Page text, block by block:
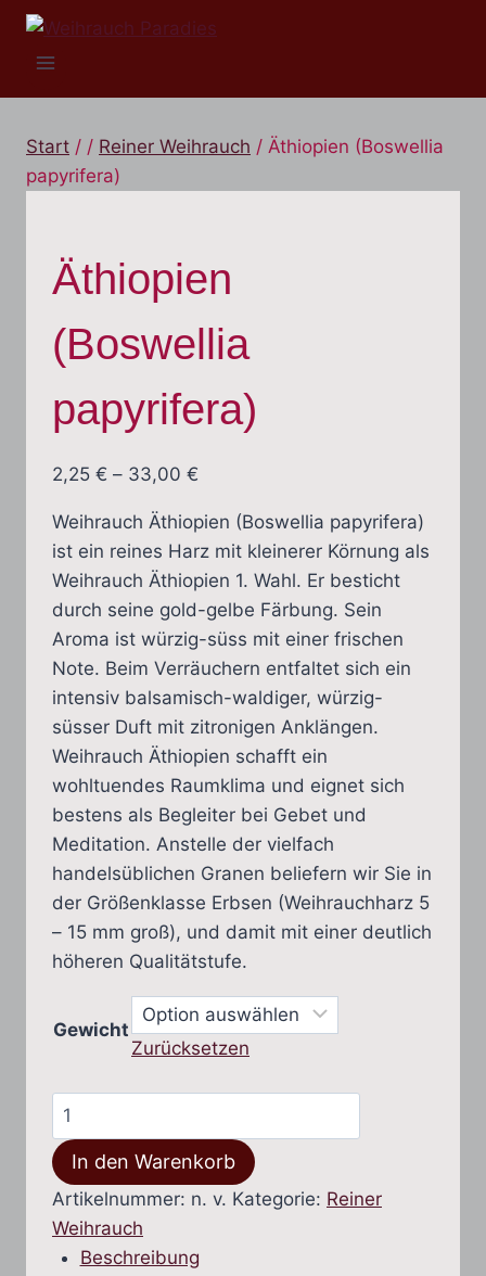
Start / / Reiner Weihrauch / Äthiopien (Boswellia
papyrifera)
Äthiopien
(Boswellia
papyrifera)
2,25 € – 33,00 €
bis
33,00 €
Weihrauch Äthiopien (Boswellia papyrifera)
ist ein reines Harz mit kleinerer Körnung als
Weihrauch Äthiopien 1. Wahl. Er besticht
durch seine gold-gelbe Färbung. Sein
Aroma ist würzig-süss mit einer frischen
Note. Beim Verräuchern entfaltet sich ein
intensiv balsamisch-waldiger, würzig-
süsser Duft mit zitronigen Anklängen.
Weihrauch Äthiopien schafft ein
wohltuendes Raumklima und eignet sich
bestens als Begleiter bei Gebet und
Meditation. Anstelle der vielfach
handelsüblichen Granen beliefern wir Sie in
der Größenklasse Erbsen (Weihrauchharz 5
– 15 mm groß), und damit mit einer deutlich
höheren Qualitätstufe.
Gewicht
Zurücksetzen
Äthiopien
(Boswellia
papyrifera)
Menge
In den Warenkorb
Artikelnummer: n. v. Kategorie: Reiner
Weihrauch
Beschreibung